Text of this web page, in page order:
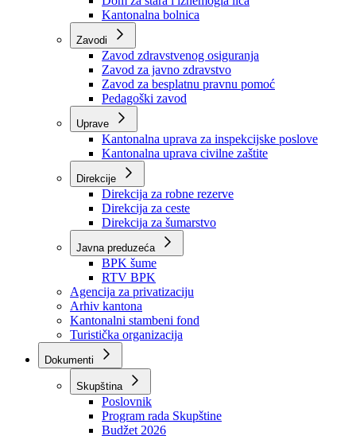
Ustanove
Centar za socijalni rad
Dom za stara i iznemogla lica
Kantonalna bolnica
Zavodi
Zavod zdravstvenog osiguranja
Zavod za javno zdravstvo
Zavod za besplatnu pravnu pomoć
Pedagoški zavod
Kantonalna uprava za inspekcijske poslove
Kantonalna uprava civilne zaštite
Direkcije
Direkcija za robne rezerve
Direkcija za ceste
Direkcija za šumarstvo
Javna preduzeća
BPK šume
RTV BPK
Agencija za privatizaciju
Arhiv kantona
Kantonalni stambeni fond
Turistička organizacija
Dokumenti
Skupština